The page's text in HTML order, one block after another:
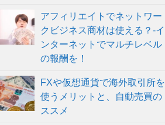
アフィリエイトでネットワー
クビジネス商材は使える？-イ
ンターネットでマルチレベル
の報酬を！
FXや仮想通貨で海外取引所を
使うメリットと、自動売買の
ススメ